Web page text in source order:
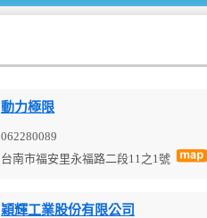
動力極限
062280089
台南市福安里永福路二段11之1號
穎輝工業股份有限公司